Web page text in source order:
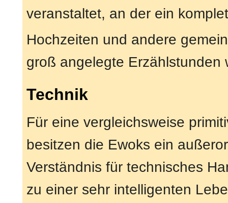
veranstaltet, an der ein
Hochzeiten und andere
groß angelegte
Technik
Für eine vergleichsweise
besitzen die Ewoks ein
Verständnis für technisches
zu einer sehr intelligenten